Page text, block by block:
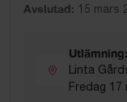
Avslutad: 15 mars
Utlämning:
Linta
Fredag 17